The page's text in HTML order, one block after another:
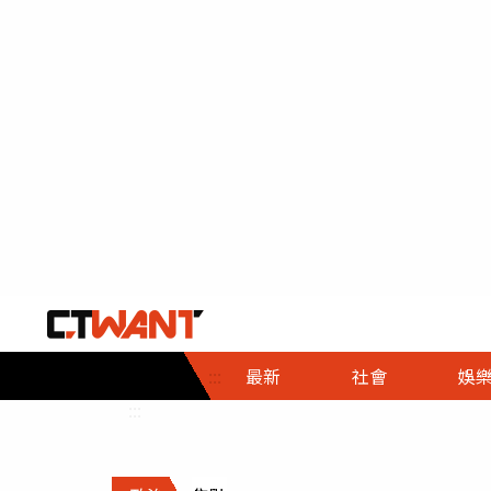
::: 最新 社會
社會首頁
時事
調查
娛樂
娛樂首頁
即時
財經首頁
熱線
政